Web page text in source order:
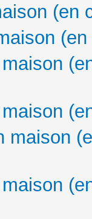
(en
maison